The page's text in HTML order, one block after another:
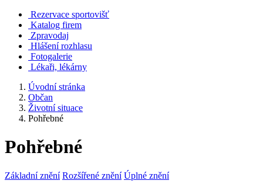
Rezervace sportovišť
Katalog firem
Zpravodaj
Hlášení rozhlasu
Fotogalerie
Lékaři, lékárny
Úvodní stránka
Občan
Životní situace
Pohřebné
Pohřebné
Základní znění Rozšířené znění Úplné znění